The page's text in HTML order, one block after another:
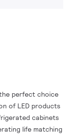
perfect choice
of LED products
cabinets
life matching